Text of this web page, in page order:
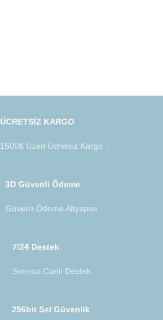
ÜCRETSİZ KARGO
1500₺ Üzeri Ücretsiz Kargo
3D Güvenli Ödeme
Güvenli Ödeme Altyapısı
7/24 Destek
Sınırsız Canlı Destek
256bit Ssl Güvenlik